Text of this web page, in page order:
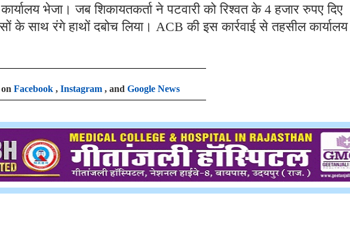
भेजा। जब शिकायतकर्ता ने पटवारी को रिश्वत के 4 हजार रुपए दिए
के साथ रंगे हाथों दबोच लिया। ACB की इस कार्रवाई से तहसील
Facebook , Instagram , and Google News